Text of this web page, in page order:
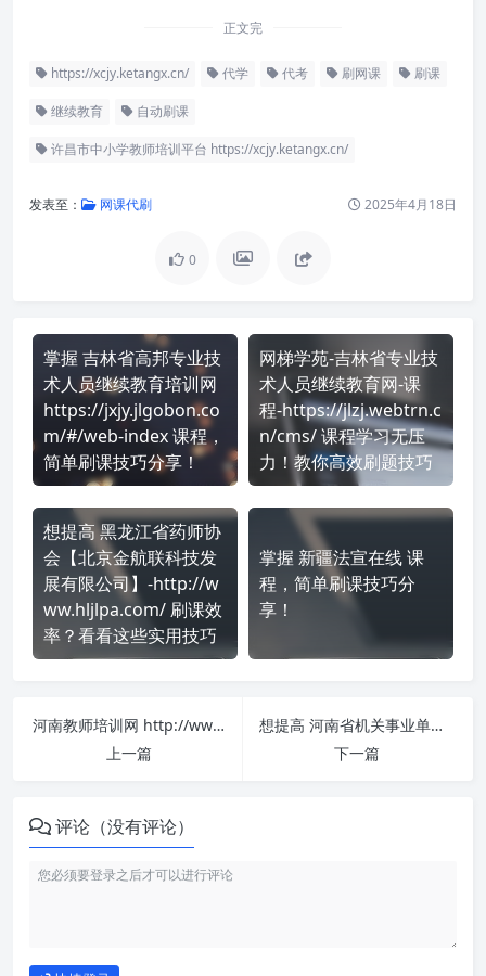
正文完
https://xcjy.ketangx.cn/ 代学 代考 刷网课 刷课
继续教育 自动刷课
许昌市中小学教师培训平台 https://xcjy.ketangx.cn/
发表至： 网课代刷 2025年4月18日
0
掌握 吉林省高邦专业技
术人员继续教育培训网
https://jxjy.jlgobon.co
m/#/web-index 课程，
简单刷课技巧分享！
网梯学苑-吉林省专业技
术人员继续教育网-课
程-https://jlzj.webtrn.c
n/cms/ 课程学习无压
力！教你高效刷题技巧
想提高 黑龙江省药师协
会【北京金航联科技发
展有限公司】-http://w
ww.hljlpa.com/ 刷课效
率？看看这些实用技巧
掌握 新疆法宣在线 课
程，简单刷课技巧分
享！
河南教师培训网 http://www.teachersedu.cn/login 刷课也能轻松过！简单技巧大公开
上一篇
想提高 河南省机关事业单位升级考核网络远程培训平台 https://hnsgkb.ghlearning.com/login 刷课效率？看看这些实用技巧
下一篇
评论（没有评论）